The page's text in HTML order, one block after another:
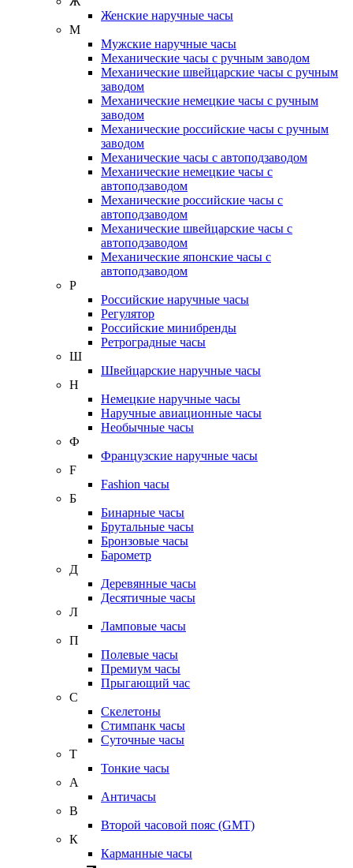
Женские наручные часы
М
Мужские наручные часы
Механические часы с ручным заводом
Механические швейцарские часы с ручным
заводом
Механические немецкие часы с ручным
заводом
Механические российские часы с ручным
заводом
Механические часы с автоподзаводом
Механические немецкие часы с
автоподзаводом
Механические российские часы с
автоподзаводом
Механические швейцарские часы с
автоподзаводом
Механические японские часы с
автоподзаводом
Р
Российские наручные часы
Регулятор
Российские минибренды
Ретроградные часы
Ш
Швейцарские наручные часы
Н
Немецкие наручные часы
Наручные авиационные часы
Необычные часы
Ф
Французские наручные часы
F
Fashion часы
Б
Бинарные часы
Брутальные часы
Бронзовые часы
Барометр
Д
Деревянные часы
Десятичные часы
Л
Ламповые часы
П
Полевые часы
Премиум часы
Прыгающий час
С
Скелетоны
Стимпанк часы
Суточные часы
Т
Тонкие часы
А
Античасы
В
Второй часовой пояс (GMT)
К
Карманные часы